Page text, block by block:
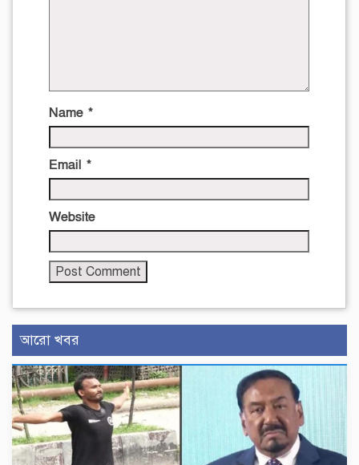
Name *
Email *
Website
আরো খবর